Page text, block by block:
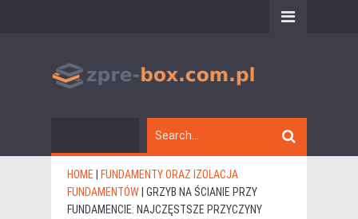
HOME
FUNDAMENTY ORAZ IZOLACJA
FUNDAMENTÓW GRZYB NA ŚCIANIE PRZY
FUNDAMENCIE: NAJCZĘSTSZE PRZYCZYNY